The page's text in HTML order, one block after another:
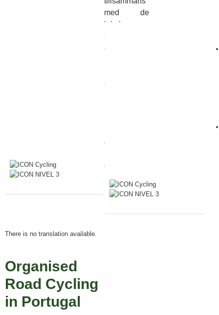
med de
lokala
städernas
och byarnas
skapar
du sent
glömma.
There is no translation available.
Organised
Road Cycling
in Portugal